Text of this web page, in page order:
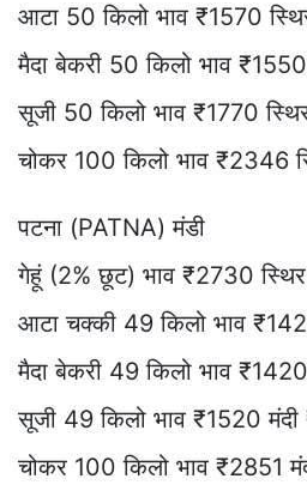
आटा 50 किलो भाव ₹1570
मैदा बेकरी 50 किलो भाव
सूजी 50 किलो भाव ₹1770
चोकर 100 किलो भाव ₹2346
पटना (PATNA) मंडी
गेहूं (2% छूट) भाव ₹2730 स्थिर
आटा चक्की 49 किलो भाव
मैदा बेकरी 49 किलो भाव
सूजी 49 किलो भाव ₹1520 मंदी
चोकर 100 किलो भाव ₹2851